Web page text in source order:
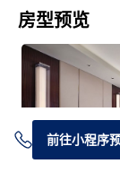
房型预览
前往小程序